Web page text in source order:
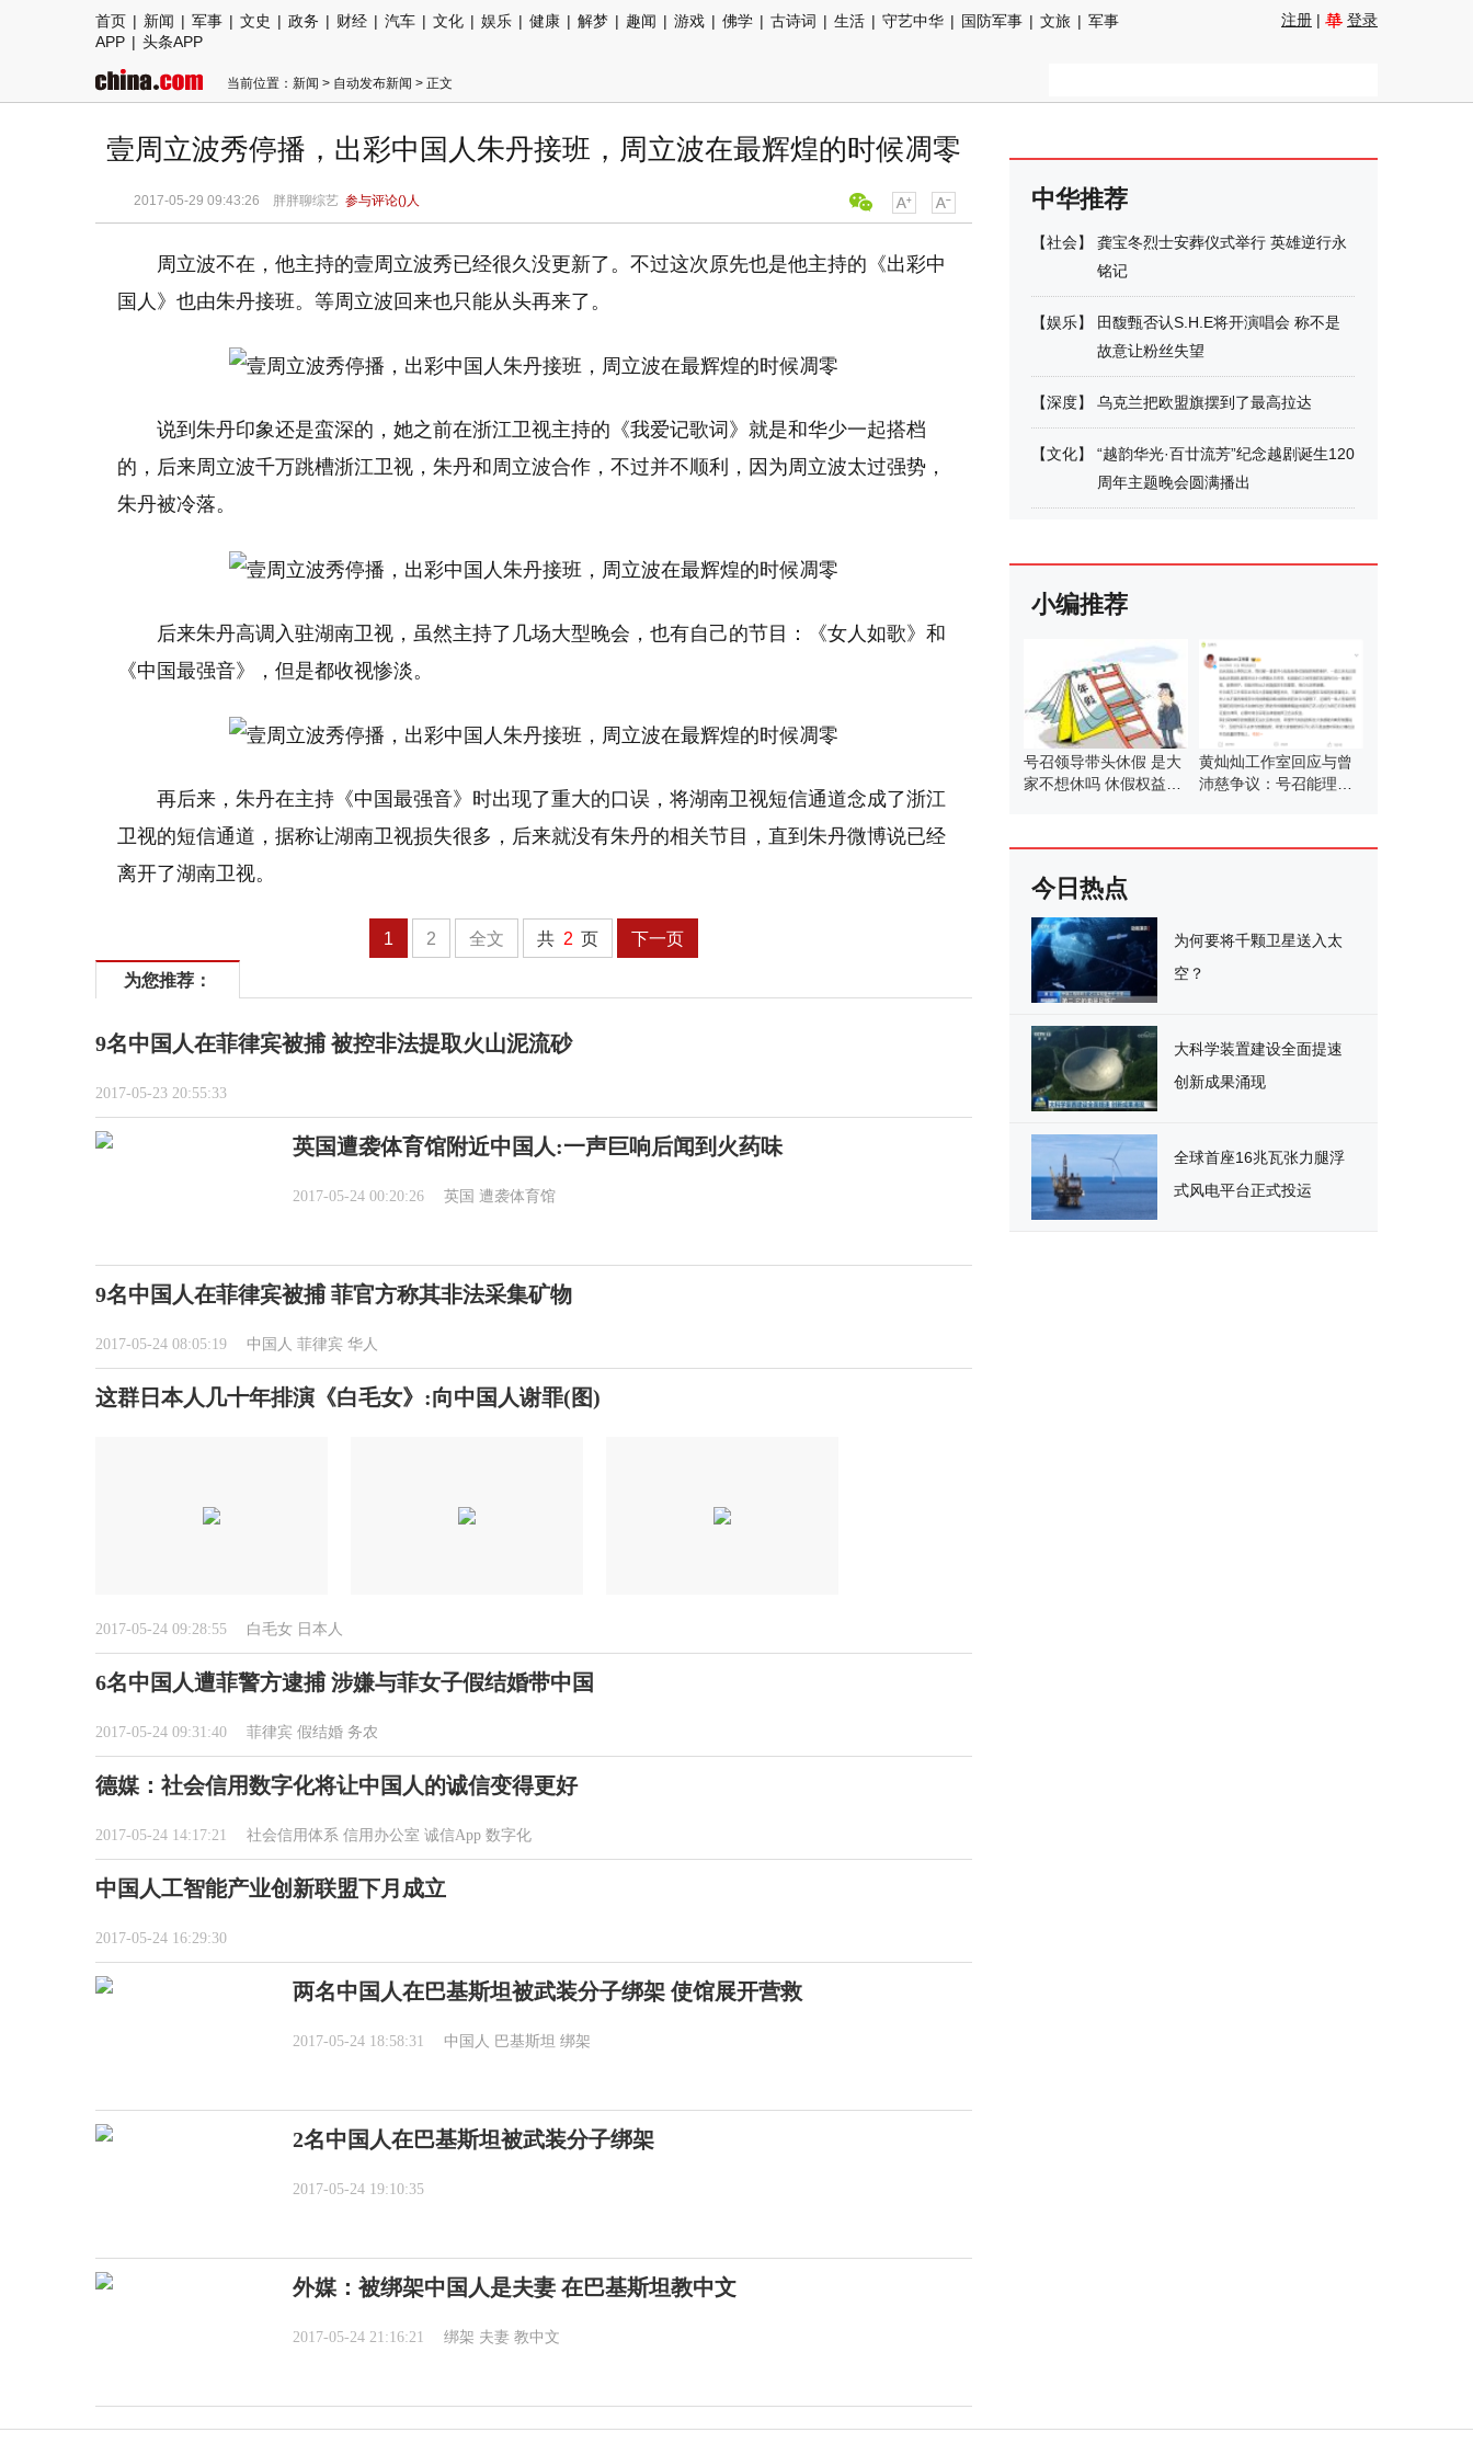
首页 | 新闻 | 军事 | 文史 | 政务 | 财经 | 汽车 | 文化 | 娱乐 | 健康 | 解梦 | 趣闻 | 游戏 | 佛学 | 古诗词 | 生活 | 守艺中华 | 国防军事 | 文旅 | 军事
APP | 头条APP
注册 | 登录
当前位置： 新闻 > 自动发布新闻 > 正文
壹周立波秀停播，出彩中国人朱丹接班，周立波在最辉煌的时候凋零
2017-05-29 09:43:26 胖胖聊综艺 参与评论()人
周立波不在，他主持的壹周立波秀已经很久没更新了。不过这次原先也是他主持的《出彩中
国人》也由朱丹接班。等周立波回来也只能从头再来了。
说到朱丹印象还是蛮深的，她之前在浙江卫视主持的《我爱记歌词》就是和华少一起搭档
的，后来周立波千万跳槽浙江卫视，朱丹和周立波合作，不过并不顺利，因为周立波太过强势，
朱丹被冷落。
后来朱丹高调入驻湖南卫视，虽然主持了几场大型晚会，也有自己的节目：《女人如歌》和
《中国最强音》，但是都收视惨淡。
再后来，朱丹在主持《中国最强音》时出现了重大的口误，将湖南卫视短信通道念成了浙江
卫视的短信通道，据称让湖南卫视损失很多，后来就没有朱丹的相关节目，直到朱丹微博说已经
离开了湖南卫视。
1 2 全文 共 2 页 下一页
为您推荐：
9名中国人在菲律宾被捕 被控非法提取火山泥流砂
2017-05-23 20:55:33
英国遭袭体育馆附近中国人:一声巨响后闻到火药味
2017-05-24 00:20:26 英国 遭袭体育馆
9名中国人在菲律宾被捕 菲官方称其非法采集矿物
2017-05-24 08:05:19 中国人 菲律宾 华人
这群日本人几十年排演《白毛女》:向中国人谢罪(图)
2017-05-24 09:28:55 白毛女 日本人
6名中国人遭菲警方逮捕 涉嫌与菲女子假结婚带中国
2017-05-24 09:31:40 菲律宾 假结婚 务农
德媒：社会信用数字化将让中国人的诚信变得更好
2017-05-24 14:17:21 社会信用体系 信用办公室 诚信App 数字化
中国人工智能产业创新联盟下月成立
2017-05-24 16:29:30
两名中国人在巴基斯坦被武装分子绑架 使馆展开营救
2017-05-24 18:58:31 中国人 巴基斯坦 绑架
2名中国人在巴基斯坦被武装分子绑架
2017-05-24 19:10:35
外媒：被绑架中国人是夫妻 在巴基斯坦教中文
2017-05-24 21:16:21 绑架 夫妻 教中文
中华推荐
【社会】
龚宝冬烈士安葬仪式举行 英雄逆行永
铭记
【娱乐】
田馥甄否认S.H.E将开演唱会 称不是
故意让粉丝失望
【深度】 乌克兰把欧盟旗摆到了最高拉达
【文化】
“越韵华光·百廿流芳”纪念越剧诞生120
周年主题晚会圆满播出
小编推荐
号召领导带头休假 是大
家不想休吗 休假权益何
黄灿灿工作室回应与曾
沛慈争议：号召能理智
今日热点
为何要将千颗卫星送入太
空？
大科学装置建设全面提速
创新成果涌现
全球首座16兆瓦张力腿浮
式风电平台正式投运
提高警惕！绷紧暑期护娃安全这根弦